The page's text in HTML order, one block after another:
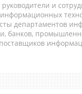
и
департаментов
банков,